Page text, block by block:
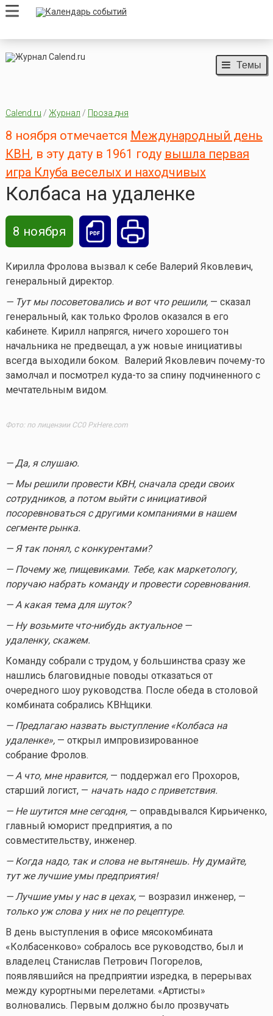
Темы
Calend.ru / Журнал / Проза дня
8 ноября отмечается Международный день
КВН, в эту дату в 1961 году вышла первая
игра Клуба веселых и находчивых
Колбаса на удаленке
8 ноября
Кирилла Фролова вызвал к себе Валерий Яковлевич,
генеральный директор.
— Тут мы посоветовались и вот что решили,— сказал
генеральный, как только Фролов оказался в его
кабинете. Кирилл напрягся, ничего хорошего тон
начальника не предвещал, а уж новые инициативы
всегда выходили боком. Валерий Яковлевич почему-то
замолчал и посмотрел куда-то за спину подчиненного с
мечтательным видом.
Фото: по лицензии CC0 PxHere.com
— Да, я слушаю.
— Мы решили провести КВН, сначала среди своих
сотрудников, а потом выйти с инициативой
посоревноваться с другими компаниями в нашем
сегменте рынка.
— Я так понял, с конкурентами?
— Почему же, пищевиками. Тебе, как маркетологу,
поручаю набрать команду и провести соревнования.
— А какая тема для шуток?
— Ну возьмите что-нибудьактуальное —
удаленку, скажем.
Команду собрали с трудом, у большинства сразу же
нашлись благовидные поводы отказаться от
очередного шоу руководства. После обеда в столовой
комбината собрались КВНщики.
— Предлагаю назвать выступление «Колбаса на
удаленке»,— открыл импровизированное
собрание Фролов.
— А что, мне нравится,— поддержал его Прохоров,
старший логист, — начать надо с приветствия.
— Не шутится мне сегодня,— оправдывался Кирьиченко,
главный юморист предприятия, а по
совместительству, инженер.
— Когда надо, так и слова не вытянешь. Ну думайте,
тут же лучшие умы предприятия!
— Лучшие умы у нас в цехах,— возразил инженер, —
только уж слова у них не по рецептуре.
В день выступления в офисе мясокомбината
«Колбасенково» собралось все руководство, был и
владелец Станислав Петрович Погорелов,
появлявшийся на предприятии изредка, в перерывах
между курортными перелетами. «Артисты»
волновались. Первым должно было прозвучать